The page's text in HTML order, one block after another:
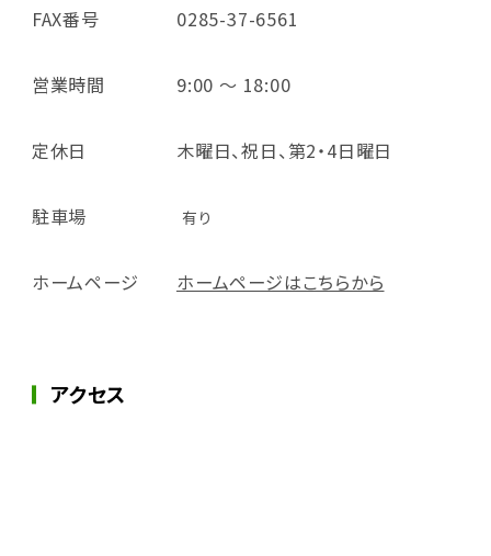
FAX番号 0285-37-6561
営業時間 9:00 ～ 18:00
定休日 木曜日、祝日、第2・4日曜日
駐車場 有り
ホームページ ホームページはこちらから
アクセス